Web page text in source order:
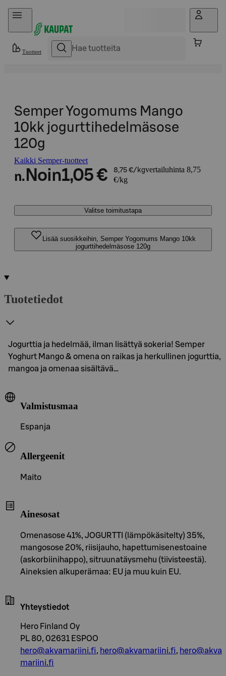
Hyppää sisältöön
Tuotteet
Semper Yogomums Mango
10kk jogurttihedelmäsose
120g
Kaikki Semper-tuotteet
n. Noin1,05 € 8,75 €/kgvertailuhinta 8,75
€/kg
Valitse toimitustapa
Lisää suosikkeihin, Semper Yogomums Mango 10kk
jogurttihedelmäsose 120g
Tuotetiedot
Jogurttia ja hedelmää, ilman lisättyä sokeria! Semper
Yoghurt Mango & omena on raikas ja herkullinen jogurttia,
mangoa ja omenaa sisältävä…
Valmistusmaa
Espanja
Allergeenit
Maito
Ainesosat
Omenasose 41%, JOGURTTI (lämpökäsitelty) 35%,
mangosose 20%, riisijauho, hapettumisenestoaine
(askorbiinihappo), sitruunatäysmehu (tiivisteestä).
Aineksien alkuperämaa: EU ja muu kuin EU.
Yhteystiedot
Hero Finland Oy
PL 80, 02631 ESPOO
hero@akvamariini.fi, hero@akvamariini.fi, hero@akva
mariini.fi